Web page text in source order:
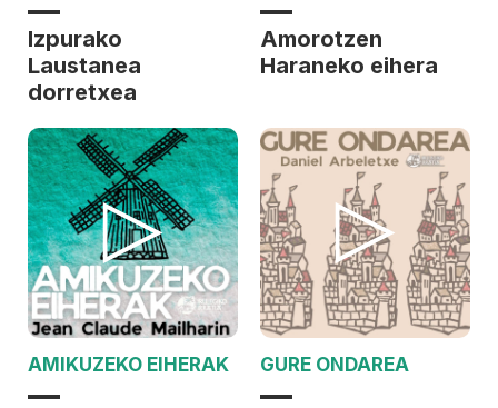
Izpurako
Laustanea
dorretxea
Amorotzen
Haraneko eihera
AMIKUZEKO EIHERAK GURE ONDAREA